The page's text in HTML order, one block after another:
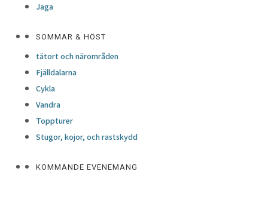
Jaga
SOMMAR & HÖST
tätort och närområden
Fjälldalarna
Cykla
Vandra
Toppturer
Stugor, kojor, och rastskydd
KOMMANDE EVENEMANG